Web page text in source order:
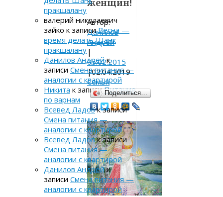
женщин!
Автор:
Данилов
Андрей
|
05.02.2015
|02.04.2019
Семья
Поделиться…
пракшалану
валерий николаевич
зайко к записиВесна —
время делать Шанк
пракшалану
Данилов Андрейк
записи Смена питания —
аналогии с квартирой
Никита к записиПитание
по варнам
Всевед Ладовк записи
Смена питания —
аналогии с квартирой
Всевед Ладовк записи
Смена питания —
аналогии с квартирой
Данилов Андрейк
записи Смена питания —
аналогии с квартирой